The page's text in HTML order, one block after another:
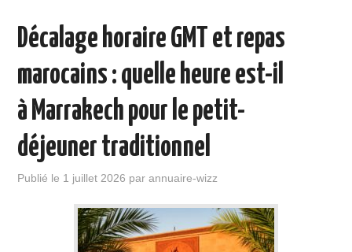
Décalage horaire GMT et repas
marocains : quelle heure est-il
à Marrakech pour le petit-
déjeuner traditionnel
Publié le 1 juillet 2026 parannuaire-wizz